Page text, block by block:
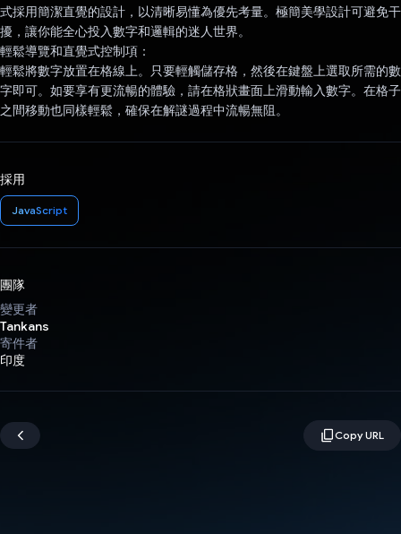
式採用簡潔直覺的設計，以清晰易懂為優先考量。極簡美學設計可避免干
擾，讓你能全心投入數字和邏輯的迷人世界。
輕鬆導覽和直覺式控制項：
輕鬆將數字放置在格線上。只要輕觸儲存格，然後在鍵盤上選取所需的數
字即可。如要享有更流暢的體驗，請在格狀畫面上滑動輸入數字。在格子
之間移動也同樣輕鬆，確保在解謎過程中流暢無阻。
採用
JavaScript
團隊
變更者
Tankans
寄件者
印度